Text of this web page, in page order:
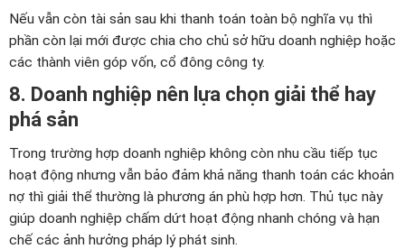
Nếu vẫn còn tài sản sau khi thanh toán toàn bộ nghĩa vụ thì
phần còn lại mới được chia cho chủ sở hữu doanh nghiệp hoặc
các thành viên góp vốn, cổ đông công ty.
8. Doanh nghiệp nên lựa chọn giải thể hay
phá sản
Trong trường hợp doanh nghiệp không còn nhu cầu tiếp tục
hoạt động nhưng vẫn bảo đảm khả năng thanh toán các khoản
nợ thì giải thể thường là phương án phù hợp hơn. Thủ tục này
giúp doanh nghiệp chấm dứt hoạt động nhanh chóng và hạn
chế các ảnh hưởng pháp lý phát sinh.